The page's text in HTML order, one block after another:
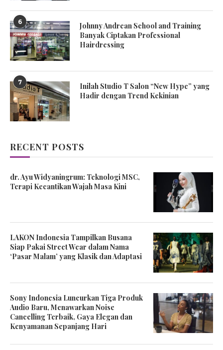
6
Johnny Andrean School and Training
Banyak Ciptakan Professional
Hairdressing
7
Inilah Studio T Salon “New Hype” yang
Hadir dengan Trend Kekinian
RECENT POSTS
dr. Ayu Widyaningrum: Teknologi MSC,
Terapi Kecantikan Wajah Masa Kini
LAKON Indonesia Tampilkan Busana
Siap Pakai Street Wear dalam Nama
‘Pasar Malam’ yang Klasik dan Adaptasi
Sony Indonesia Luncurkan Tiga Produk
Audio Baru, Menawarkan Noise
Cancelling Terbaik, Gaya Elegan dan
Kenyamanan Sepanjang Hari